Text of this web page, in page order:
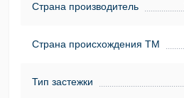
Страна производитель
Страна происхождения ТМ
Тип застежки